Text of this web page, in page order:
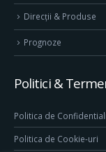
Direcţii & Produse
Prognoze
Politici &
Politica de
Politica de Cookie-uri